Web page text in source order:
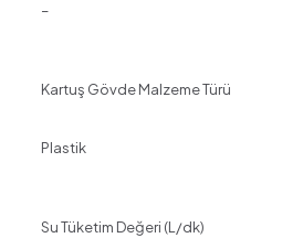
–
Kartuş Gövde Malzeme Türü
Plastik
Su Tüketim Değeri (L/dk)